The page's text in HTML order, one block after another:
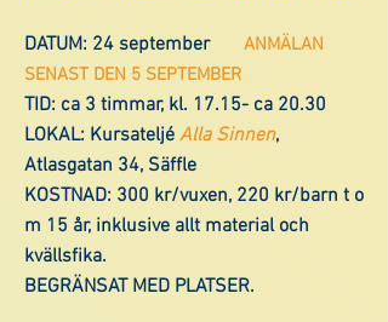
DATUM: 24 september
ANMÄLAN
SENAST DEN 5 SEPTEMBER
TID: ca 3 timmar, kl. 17.15- ca 20.30
LOKAL: Kursateljé Alla Sinnen,
Atlasgatan 34, Säffle
KOSTNAD: 300 kr/vuxen, 220 kr/barn t o
m 15 år, inklusive allt material och
kvällsfika.
BEGRÄNSAT MED PLATSER.